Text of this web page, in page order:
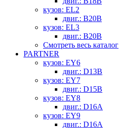
кузов: EL2
двиг.: B20B
кузов: EL3
двиг.: B20B
Смотреть весь каталог
PARTNER
кузов: EY6
двиг.: D13B
кузов: EY7
двиг.: D15B
кузов: EY8
двиг.: D16A
кузов: EY9
двиг.: D16A